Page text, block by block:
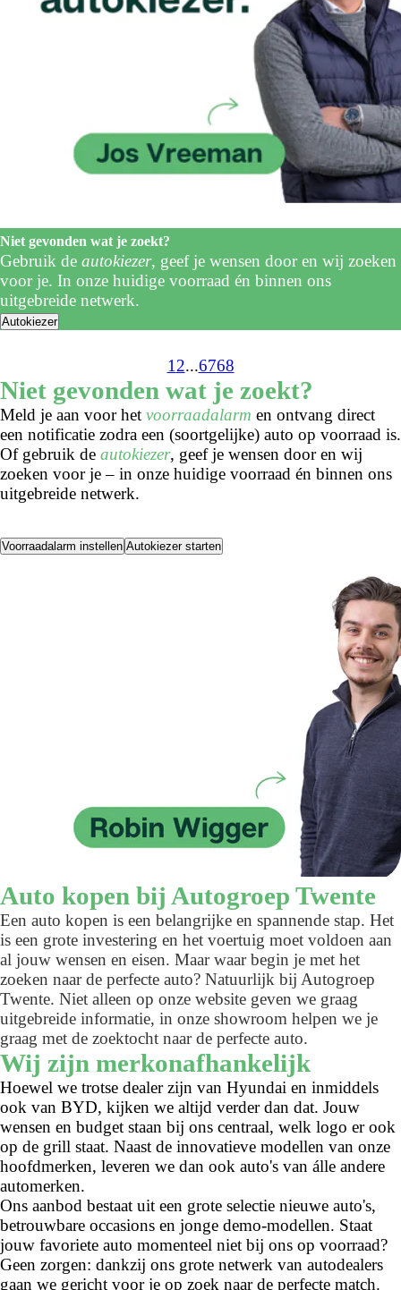
Niet gevonden wat je zoekt?
Gebruik de autokiezer, geef je wensen door en wij zoeken
voor je. In onze huidige voorraad én binnen ons
uitgebreide netwerk.
Autokiezer
1 2...6768
Niet gevonden wat je zoekt?
Meld je aan voor het voorraadalarm en ontvang direct
een notificatie zodra een (soortgelijke) auto op voorraad is.
Of gebruik de autokiezer, geef je wensen door en wij
zoeken voor je – in onze huidige voorraad én binnen ons
uitgebreide netwerk.
Voorraadalarm instellen Autokiezer starten
Auto kopen bij Autogroep Twente
Een auto kopen is een belangrijke en spannende stap. Het
is een grote investering en het voertuig moet voldoen aan
al jouw wensen en eisen. Maar waar begin je met het
zoeken naar de perfecte auto? Natuurlijk bij Autogroep
Twente. Niet alleen op onze website geven we graag
uitgebreide informatie, in onze showroom helpen we je
graag met de zoektocht naar de perfecte auto.
Wij zijn merkonafhankelijk
Hoewel we trotse dealer zijn van Hyundai en inmiddels
ook van BYD, kijken we altijd verder dan dat. Jouw
wensen en budget staan bij ons centraal, welk logo er ook
op de grill staat. Naast de innovatieve modellen van onze
hoofdmerken, leveren we dan ook auto's van álle andere
automerken.
Ons aanbod bestaat uit een grote selectie nieuwe auto's,
betrouwbare occasions en jonge demo-modellen. Staat
jouw favoriete auto momenteel niet bij ons op voorraad?
Geen zorgen: dankzij ons grote netwerk van autodealers
gaan we gericht voor je op zoek naar de perfecte match.